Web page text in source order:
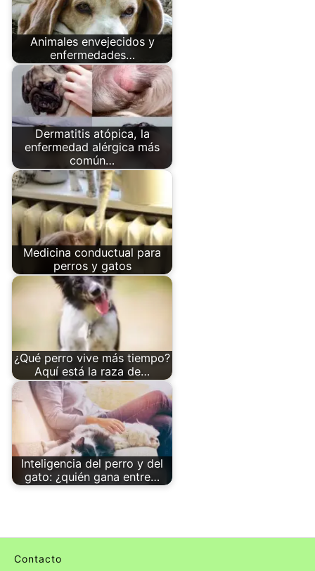
Animales envejecidos y
enfermedades…
Dermatitis atópica, la
enfermedad alérgica más
común…
Medicina conductual para
perros y gatos
¿Qué perro vive más tiempo?
Aquí está la raza de…
Inteligencia del perro y del
gato: ¿quién gana entre…
Contacto